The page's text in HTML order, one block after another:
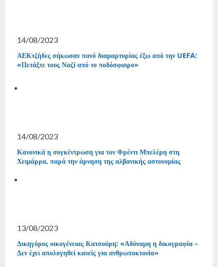
14/08/2023
ΑΕΚτζήδες σήκωσαν πανό διαμαρτυρίας έξω από την UEFA:
«Πετάξτε τους Ναζί από το ποδόσφαιρο»
14/08/2023
Κανονικά η συγκέντρωση για τον Φρέντι Μπελέρη στη
Χειμάρρα, παρά την άρνηση της αλβανικής αστυνομίας
13/08/2023
Δικηγόρος οικογένειας Κατσούρη: «Αδύναμη η δικογραφία –
Δεν έχει απολογηθεί κανείς για ανθρωποκτονία»